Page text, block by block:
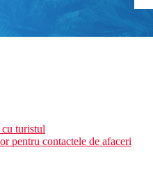
turistul
pentru contactele de afaceri